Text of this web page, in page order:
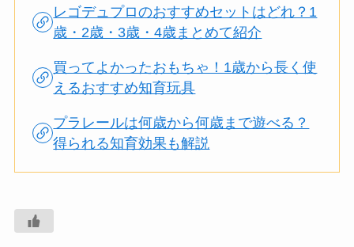
レゴデュプロのおすすめセットはどれ？1
歳・2歳・3歳・4歳まとめて紹介
買ってよかったおもちゃ！1歳から長く使
えるおすすめ知育玩具
プラレールは何歳から何歳まで遊べる？
得られる知育効果も解説